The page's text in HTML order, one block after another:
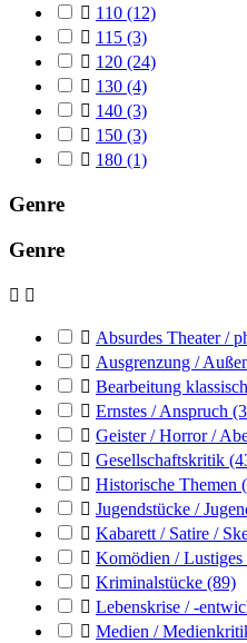
 110 (12)
 115 (3)
 120 (24)
 130 (4)
 140 (3)
 150 (3)
 180 (1)
Genre
Genre
 
 Absurdes Theater /
 Ausgrenzung /
 Bearbeitung
 Ernstes / Anspruch
 Geister / Horror /
 Gesellschaftskritik
 Historische Themen
 Jugendstücke /
 Kabarett / Satire /
 Komödien / Lustiges
 Kriminalstücke (89)
 Lebenskrise / -
 Medien /